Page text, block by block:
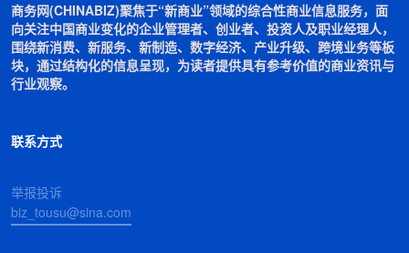
商务网(CHINABIZ)聚焦于“新商业”领域的综合性商业信息服务，面
向关注中国商业变化的企业管理者、创业者、投资人及职业经理人，
围绕新消费、新服务、新制造、数字经济、产业升级、跨境业务等板
块，通过结构化的信息呈现，为读者提供具有参考价值的商业资讯与
行业观察。
联系方式
举报投诉
biz_tousu@sina.com